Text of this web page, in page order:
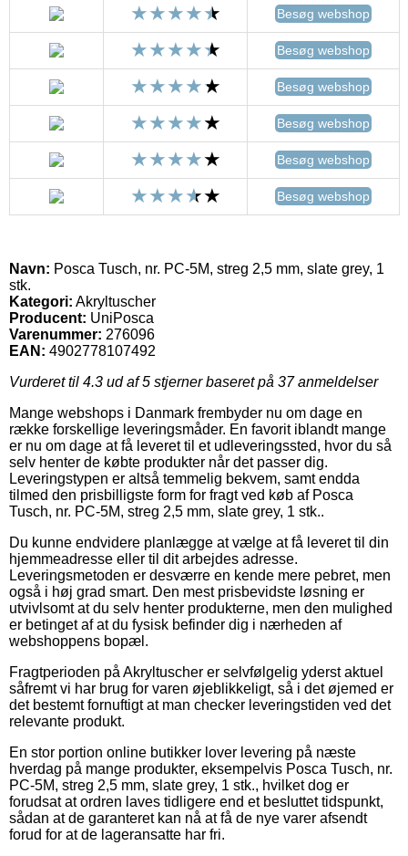
Besøg webshop
Besøg webshop
Besøg webshop
Besøg webshop
Besøg webshop
Besøg webshop
Navn: Posca Tusch, nr. PC-5M, streg 2,5 mm, slate grey, 1
stk.
Kategori: Akryltuscher
Producent: UniPosca
Varenummer: 276096
EAN: 4902778107492
Vurderet til 4.3 ud af 5 stjerner baseret på 37anmeldelser
Mange webshops i Danmark frembyder nu om dage en
række forskellige leveringsmåder. En favorit iblandt mange
er nu om dage at få leveret til et udleveringssted, hvor du så
selv henter de købte produkter når det passer dig.
Leveringstypen er altså temmelig bekvem, samt endda
tilmed den prisbilligste form for fragt ved køb af Posca
Tusch, nr. PC-5M, streg 2,5 mm, slate grey, 1 stk..
Du kunne endvidere planlægge at vælge at få leveret til din
hjemmeadresse eller til dit arbejdes adresse.
Leveringsmetoden er desværre en kende mere pebret, men
også i høj grad smart. Den mest prisbevidste løsning er
utvivlsomt at du selv henter produkterne, men den mulighed
er betinget af at du fysisk befinder dig i nærheden af
webshoppens bopæl.
Fragtperioden på Akryltuscher er selvfølgelig yderst aktuel
såfremt vi har brug for varen øjeblikkeligt, så i det øjemed er
det bestemt fornuftigt at man checker leveringstiden ved det
relevante produkt.
En stor portion online butikker lover levering på næste
hverdag på mange produkter, eksempelvis Posca Tusch, nr.
PC-5M, streg 2,5 mm, slate grey, 1 stk., hvilket dog er
forudsat at ordren laves tidligere end et besluttet tidspunkt,
sådan at de garanteret kan nå at få de nye varer afsendt
forud for at de lageransatte har fri.